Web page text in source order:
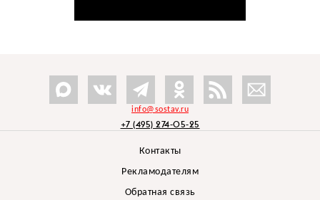
info@sostav.ru
+7 (495) 274-05-25
Контакты
Рекламодателям
Обратная связь